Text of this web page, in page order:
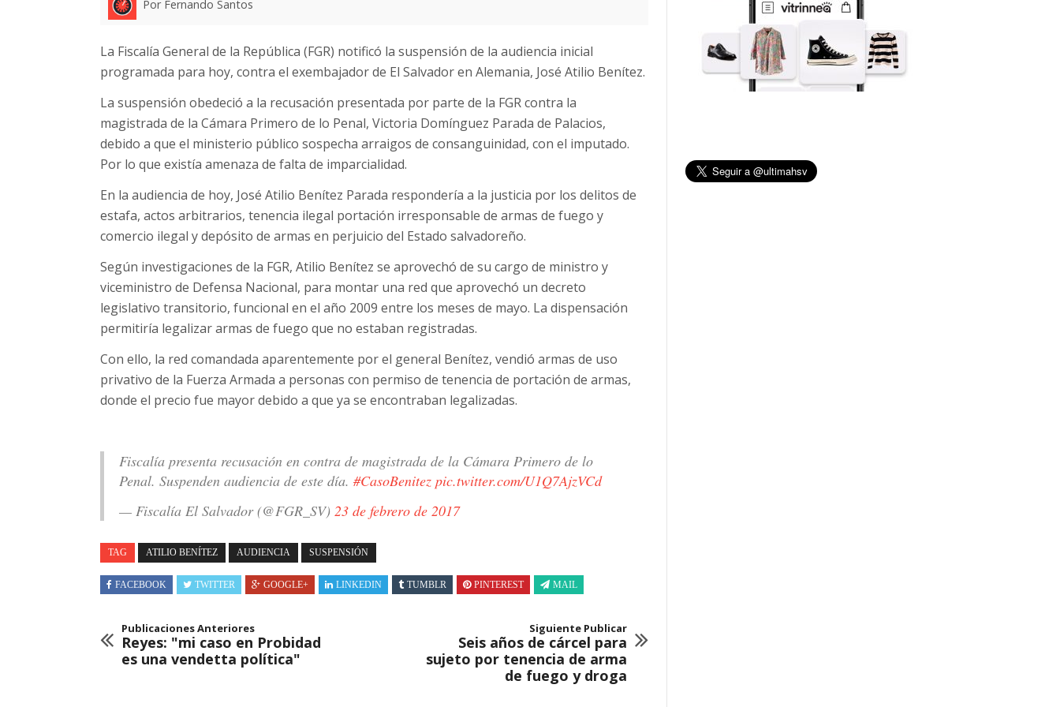
Por Fernando Santos
La Fiscalía General de la República (FGR) notificó la suspensión de la audiencia inicial
programada para hoy, contra el exembajador de El Salvador en Alemania, José Atilio Benítez.
La suspensión obedeció a la recusación presentada por parte de la FGR contra la
magistrada de la Cámara Primero de lo Penal, Victoria Domínguez Parada de Palacios,
debido a que el ministerio público sospecha arraigos de consanguinidad, con el imputado.
Por lo que existía amenaza de falta de imparcialidad.
En la audiencia de hoy, José Atilio Benítez Parada respondería a la justicia por los delitos de
estafa, actos arbitrarios, tenencia ilegal portación irresponsable de armas de fuego y
comercio ilegal y depósito de armas en perjuicio del Estado salvadoreño.
Según investigaciones de la FGR, Atilio Benítez se aprovechó de su cargo de ministro y
viceministro de Defensa Nacional, para montar una red que aprovechó un decreto
legislativo transitorio, funcional en el año 2009 entre los meses de mayo. La dispensación
permitiría legalizar armas de fuego que no estaban registradas.
Con ello, la red comandada aparentemente por el general Benítez, vendió armas de uso
privativo de la Fuerza Armada a personas con permiso de tenencia de portación de armas,
donde el precio fue mayor debido a que ya se encontraban legalizadas.
Fiscalía presenta recusación en contra de magistrada de la Cámara Primero de lo
Penal. Suspenden audiencia de este día. #CasoBenitez pic.twitter.com/U1Q7AjzVCd
— Fiscalía El Salvador (@FGR_SV) 23 de febrero de 2017
TAG ATILIO BENÍTEZ AUDIENCIA SUSPENSIÓN
FACEBOOK TWITTER GOOGLE+ LINKEDIN TUMBLR PINTEREST MAIL
Publicaciones Anteriores
Reyes: "mi caso en Probidad
es una vendetta política"
Siguiente Publicar
Seis años de cárcel para
sujeto por tenencia de arma
de fuego y droga